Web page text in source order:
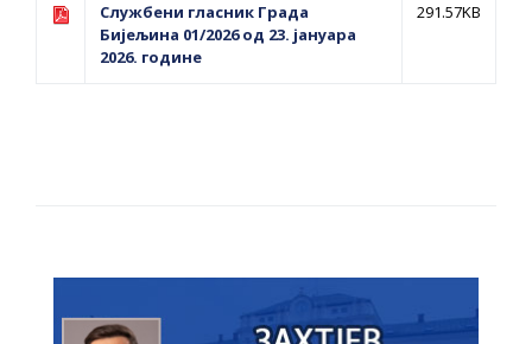
Службени гласник Града
Бијељина 01/2026 од 23. јануара
2026. године
291.57KB